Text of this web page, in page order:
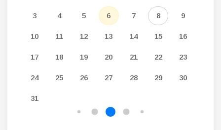
3 4 5 6 7 8 9
10 11 12 13 14 15 16
17 18 19 20 21 22 23
24 25 26 27 28 29 30
31